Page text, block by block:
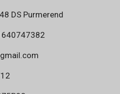
DS Purmerend